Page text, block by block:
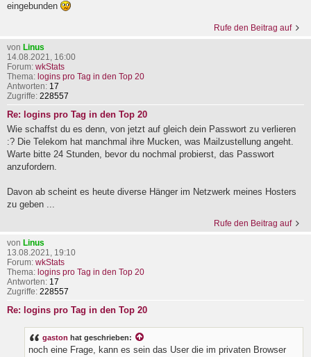
eingebunden
Rufe den Beitrag auf
von Linus
14.08.2021, 16:00
Forum: wkStats
Thema: logins pro Tag in den Top 20
Antworten: 17
Zugriffe: 228557
Re: logins pro Tag in den Top 20
Wie schaffst du es denn, von jetzt auf gleich dein Passwort zu verlieren
:? Die Telekom hat manchmal ihre Mucken, was Mailzustellung angeht.
Warte bitte 24 Stunden, bevor du nochmal probierst, das Passwort
anzufordern.
Davon ab scheint es heute diverse Hänger im Netzwerk meines Hosters
zu geben ...
Rufe den Beitrag auf
von Linus
13.08.2021, 19:10
Forum: wkStats
Thema: logins pro Tag in den Top 20
Antworten: 17
Zugriffe: 228557
Re: logins pro Tag in den Top 20
gaston hat geschrieben:
noch eine Frage, kann es sein das User die im privaten Browser